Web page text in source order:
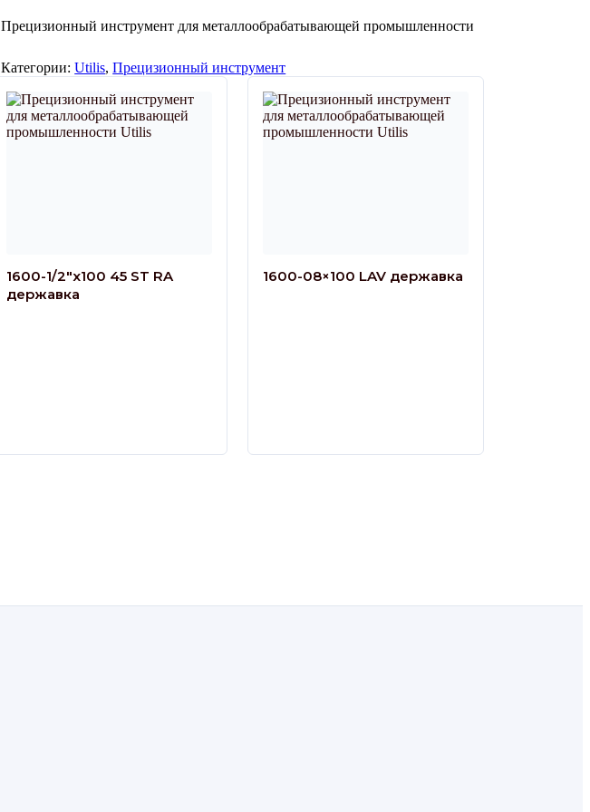
Прецизионный инструмент для металлообрабатывающей промышленности
Категории:Utilis,Прецизионный инструмент
1600-1/2″x100 45 ST RA
державка
1600-08×100 LAV державка